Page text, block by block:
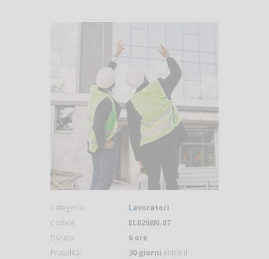
Categoria:
Lavoratori
Codice:
EL0268N.07
Durata:
6 ore
Fruibilità:
30 giorni entro il